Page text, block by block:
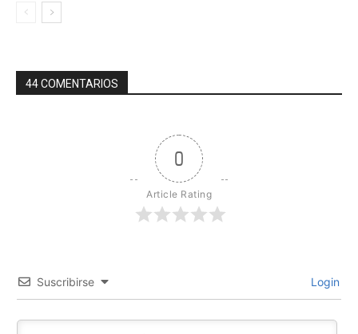
44 COMENTARIOS
0
Article Rating
Suscribirse Login